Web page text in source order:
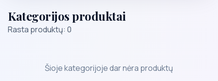
Kategorijos produktai
Rasta produktų: 0
Šioje kategorijoje dar nėra produktų